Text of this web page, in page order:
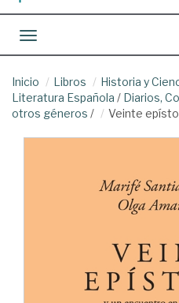
Toggle navigation
Inicio Libros Historia y
Literatura Española / Diarios,
otros géneros / Veinte